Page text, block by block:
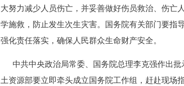
大努力减少人员伤亡，并妥善做好伤员救治、伤亡
学施救，防止发生次生灾害。国务院有关部门要指
强化责任落实，确保人民群众生命财产安全。
中共中央政治局常委、国务院总理李克强作出批
土资源部要立即牵头成立国务院工作组，赶赴现场